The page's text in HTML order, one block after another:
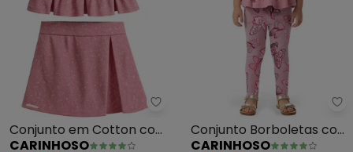
Carinhoso - Conjunto em
Conjunto em Cotton com
CARINHOSO
Conjunto Borboletas com
CARINHOSO